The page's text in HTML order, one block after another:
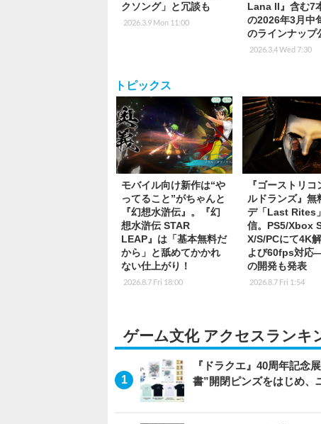
クソング」と冗談も
2026.3.9 Mon 11:00
Lana II』含む7
の2026年3月中
のラインナップ
2026.3.4 Wed 7:30
トピックス
モバイル向け新作は“や
ってること”がちゃんと
『幻想水滸伝』。『幻
想水滸伝 STAR
LEAP』は「基本無料だ
から」と舐めてかかれ
ない仕上がり！
2026.8.7 Fri 18:00
『ゴーストリコ
ルドランズ』無
デ「Last Rites
信。PS5/Xbox
X/S/PCにて4K
よび60fps対応
の開発も発表
2026.8.7 Fri 1:54
ゲーム文化 アクセスランキ
『ドラクエ』40周年記念
書”開閉ピンズをはじめ、